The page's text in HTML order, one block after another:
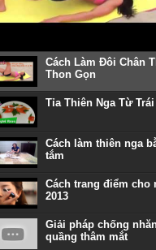
Cách Làm Đôi Chân
Thon Gọn
Tỉa Thiên Nga Từ Trái
Cách làm thiên nga
tắm
Cách trang điểm cho
2013
Giải pháp chống
quầng thâm mắt